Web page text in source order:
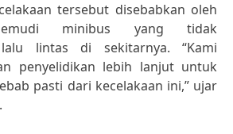
tersebut disebabkan oleh
minibus yang tidak
lalu lintas di sekitarnya. “Kami
penyelidikan lebih lanjut untuk
pasti dari kecelakaan ini,” ujar